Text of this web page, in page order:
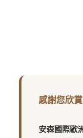
感謝您欣
安森國際歐